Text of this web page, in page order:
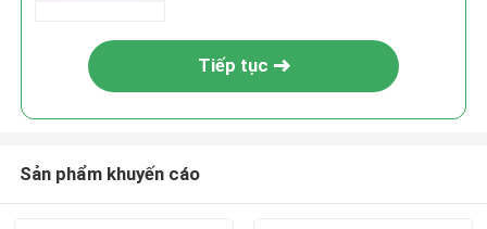
Tiếp tục
Sản phẩm khuyến cáo